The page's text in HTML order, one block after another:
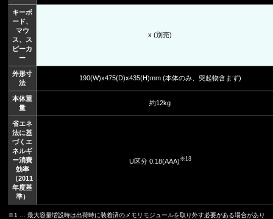
キーボ
ード、
マウ
ス、ス
ピーカ
ー
x (別売)
外形寸
法
190(W)x475(D)x435(H)mm (本体のみ、突起物含まず)
本体重
量
約12kg
省エネ
法に基
づくエ
ネルギ
ー消費
効率
（2011
年度基
準）
U区分 0.18(AAA) ※13
※1 … 最大容量増設時は出荷時に装着済のメモリモジュールを取り外す必要がある場合があり